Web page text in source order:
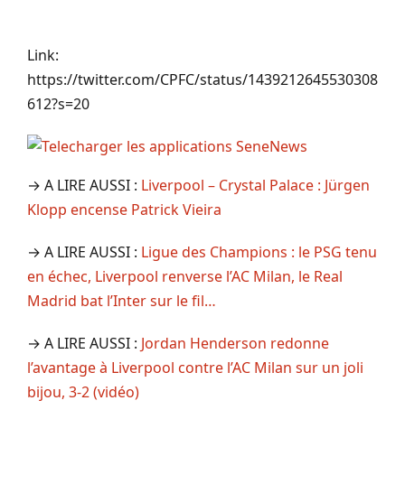
Link:
https://twitter.com/CPFC/status/1439212645530308
612?s=20
→ A LIRE AUSSI : Liverpool – Crystal Palace : Jürgen
Klopp encense Patrick Vieira
→ A LIRE AUSSI : Ligue des Champions : le PSG tenu
en échec, Liverpool renverse l’AC Milan, le Real
Madrid bat l’Inter sur le fil…
→ A LIRE AUSSI : Jordan Henderson redonne
l’avantage à Liverpool contre l’AC Milan sur un joli
bijou, 3-2 (vidéo)